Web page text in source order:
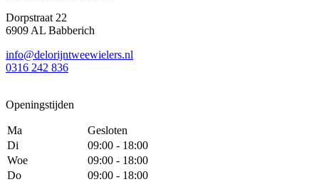
Dorpstraat 22
6909 AL Babberich
info@delorijntweewielers.nl
0316 242 836
Openingstijden
Ma
Gesloten
Di
09:00 - 18:00
Woe
09:00 - 18:00
Do
09:00 - 18:00